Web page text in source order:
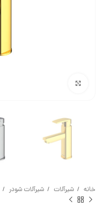
خانه شیرآلات شیرآلات شودر